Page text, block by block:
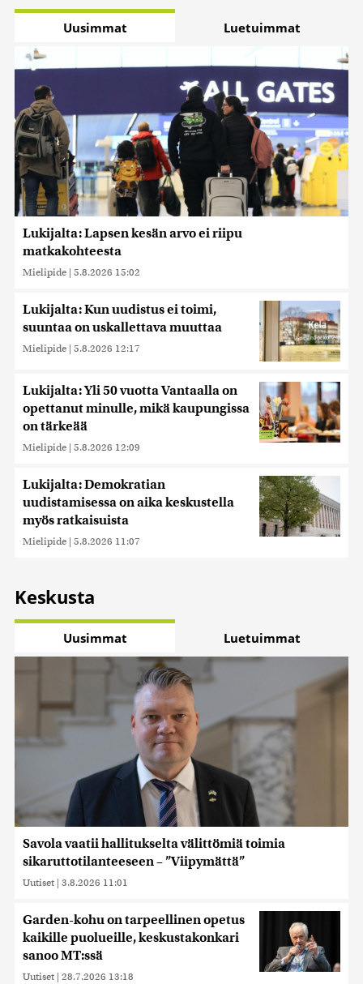
Uusimmat Luetuimmat
Lukijalta: Lapsen kesän arvo ei riipu
matkakohteesta
Mielipide | 5.8.2026 15:02
Lukijalta: Kun uudistus ei toimi,
suuntaa on uskallettava muuttaa
Mielipide | 5.8.2026 12:17
Lukijalta: Yli 50 vuotta Vantaalla on
opettanut minulle, mikä kaupungissa
on tärkeää
Mielipide | 5.8.2026 12:09
Lukijalta: Demokratian
uudistamisessa on aika keskustella
myös ratkaisuista
Mielipide | 5.8.2026 11:07
Keskusta
Uusimmat Luetuimmat
Savola vaatii hallitukselta välittömiä toimia
sikaruttotilanteeseen – ”Viipymättä”
Uutiset | 3.8.2026 11:01
Garden-kohu on tarpeellinen opetus
kaikille puolueille, keskustakonkari
sanoo MT:ssä
Uutiset | 28.7.2026 13:18